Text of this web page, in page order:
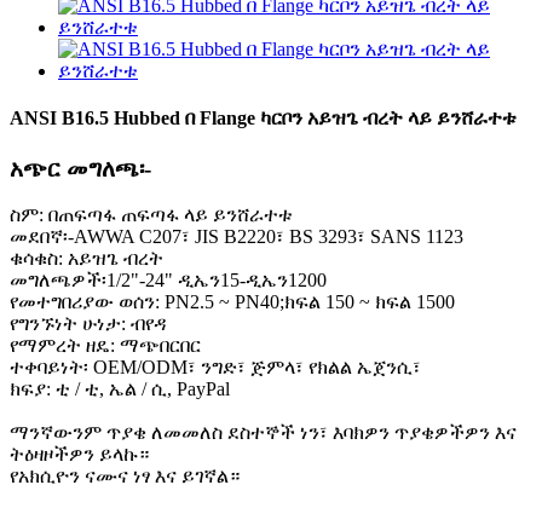
ANSI B16.5 Hubbed በ Flange ካርቦን አይዝጌ ብረት ላይ ይንሸራተቱ
አጭር መግለጫ፡-
ስም: በጠፍጣፋ ጠፍጣፋ ላይ ይንሸራተቱ
መደበኛ፡-AWWA C207፣ JIS B2220፣ BS 3293፣ SANS 1123
ቁሳቁስ: አይዝጌ ብረት
መግለጫዎች፡1/2"-24" ዲኤን15-ዲኤን1200
የመተግበሪያው ወሰን: PN2.5 ~ PN40;ክፍል 150 ~ ክፍል 1500
የግንኙነት ሁነታ: ብየዳ
የማምረት ዘዴ: ማጭበርበር
ተቀባይነት፡ OEM/ODM፣ ንግድ፣ ጅምላ፣ የክልል ኤጀንሲ፣
ክፍያ: ቲ / ቲ, ኤል / ሲ, PayPal
ማንኛውንም ጥያቄ ለመመለስ ደስተኞች ነን፣ እባክዎን ጥያቄዎችዎን እና
ትዕዛዞችዎን ይላኩ።
የአክሲዮን ናሙና ነፃ እና ይገኛል።